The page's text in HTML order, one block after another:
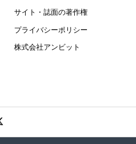
サイト・誌面の著作権
プライバシーポリシー
株式会社アンビット